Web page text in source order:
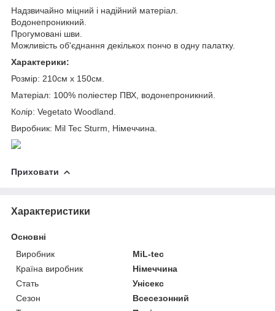
Надзвичайно міцний і надійний матеріал.
Водонепроникний.
Прогумовані шви.
Можливість об'єднання декількох пончо в одну палатку.
Характерики:
Розмір: 210см х 150см.
Матеріал: 100% поліестер ПВХ, водонепроникний.
Колір: Vegetato Woodland.
Виробник: Mil Tec Sturm, Німеччина.
Приховати
Характеристики
Основні
Виробник
MiL-tec
Країна виробник
Німеччина
Стать
Унісекс
Сезон
Всесезонний